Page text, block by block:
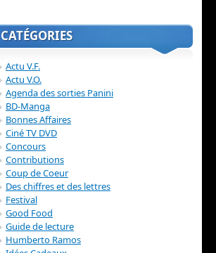
CATÉGORIES
Actu V.F.
Actu V.O.
Agenda des sorties Panini
BD-Manga
Bonnes Affaires
Ciné TV DVD
Concours
Contributions
Coup de Coeur
Des chiffres et des lettres
Festival
Good Food
Guide de lecture
Humberto Ramos